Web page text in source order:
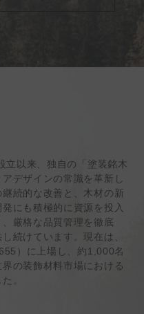
立以来、独自の「塗装銘木
デザインの常識を革新し
続的な改善と、木材の新
にも積極的に資源を投入
厳格な品質管理を徹底
続けています。現在は、
）に上場し、約1,000名
の装飾材料市場における